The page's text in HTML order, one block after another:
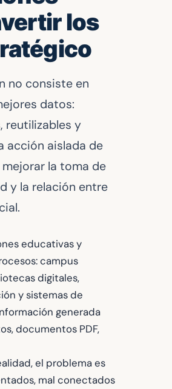
los
no consiste en
datos:
reutilizables y
acción aislada de
la toma de
y la relación entre
educativas y
campus
digitales,
y sistemas de
generada
documentos PDF,
el problema es
mal conectados